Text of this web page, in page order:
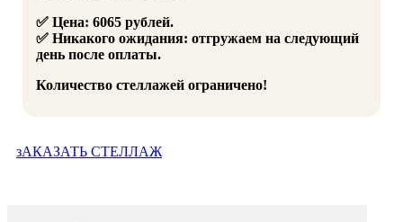
✅ Цена: 6065 рублей.
✅ Никакого ожидания: отгружаем на следующий
день после оплаты.
Количество стеллажей ограничено!
зАКАЗАТЬ СТЕЛЛАЖ